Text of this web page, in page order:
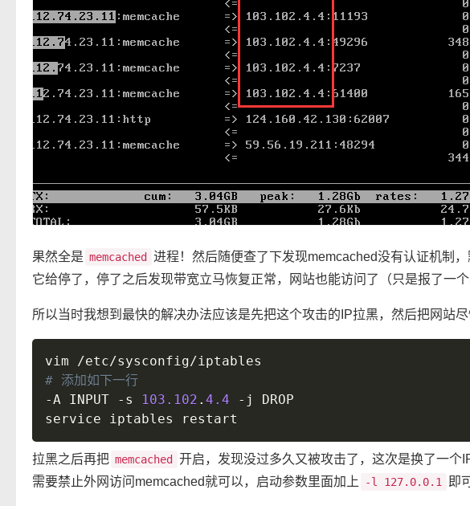
果然全是 memcached
进程！然后随便查了下发现memcached没有认证机制
它给停了，停了之后发现带宽立马恢复正常，网站也能访问了（只是报了一
所以当时我想到最快的解决办法应该是先把这个攻击的IP拉黑，然后把网站尽
vim /etc/sysconfig/
-A INPUT - s 103.102 . 4.4 - j DROP
拉黑之后再把 memcached
开启，发现没过多久又被攻击了，这次是换了一
需要禁止外网访问memcached就可以，启动参数里面加上
-l 127.0.0.1 即